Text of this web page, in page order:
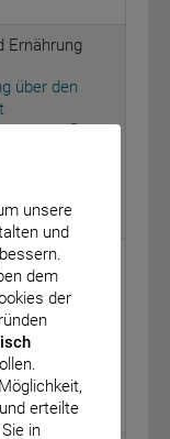
Ernährung
über den
Bundesflagge
-
23 Absatz 2
Freistellung
–
unsere
und
dem
der
erteilte
in